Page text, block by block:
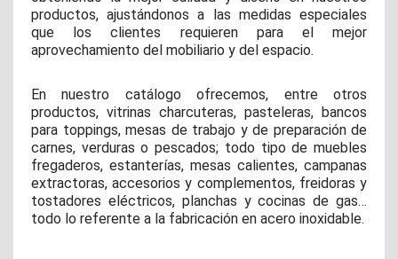
productos, ajustándonos a las medidas especiales
que los clientes requieren para el mejor
aprovechamiento del mobiliario y del espacio.
En nuestro catálogo ofrecemos, entre otros
productos, vitrinas charcuteras, pasteleras, bancos
para toppings, mesas de trabajo y de preparación de
carnes, verduras o pescados; todo tipo de muebles
fregaderos, estanterías, mesas calientes, campanas
extractoras, accesorios y complementos, freidoras y
tostadores eléctricos, planchas y cocinas de gas…
todo lo referente a la fabricación en acero inoxidable.